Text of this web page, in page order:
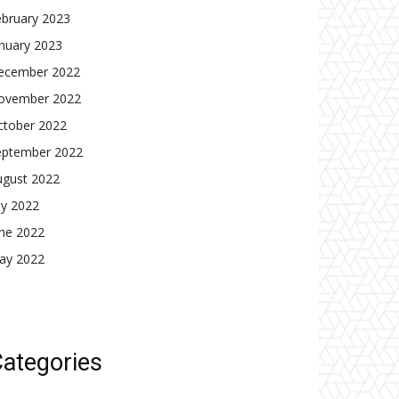
2023
2023
2022
2022
2022
2022
2022
2022
2022
2022